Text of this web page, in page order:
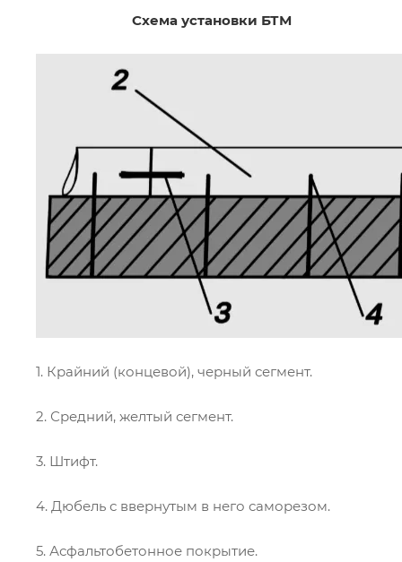
Схема установки БТМ
1. Крайний (концевой), черный сегмент.
2. Средний, желтый сегмент.
3. Штифт.
4. Дюбель с ввернутым в него саморезом.
5. Асфальтобетонное покрытие.